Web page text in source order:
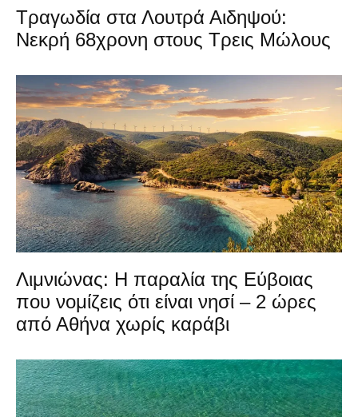
Τραγωδία στα Λουτρά Αιδηψού:
Νεκρή 68χρονη στους Τρεις Μώλους
Λιμνιώνας: Η παραλία της Εύβοιας
που νομίζεις ότι είναι νησί – 2 ώρες
από Αθήνα χωρίς καράβι